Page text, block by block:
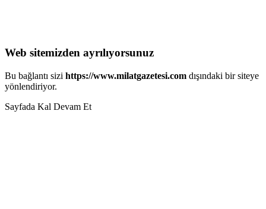
Web sitemizden ayrılıyorsunuz
Bu bağlantı sizi https://www.milatgazetesi.com dışındaki bir siteye
yönlendiriyor.
Sayfada Kal Devam Et